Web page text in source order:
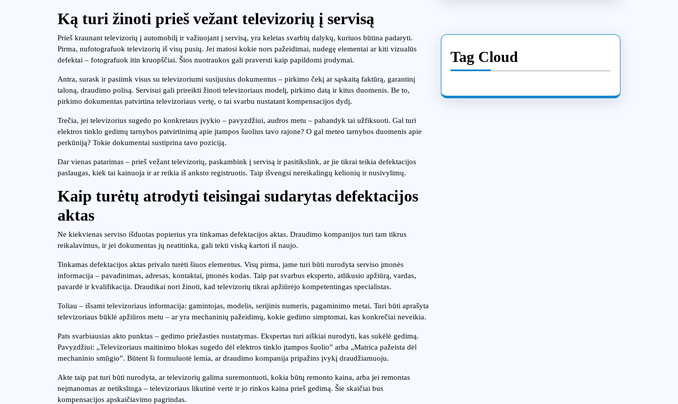
Ką turi žinoti prieš vežant televizorių į servisą
Prieš kraunant televizorių į automobilį ir važiuojant į servisą, yra keletas svarbių dalykų, kuriuos būtina padaryti.
Pirma, nufotografuok televizorių iš visų pusių. Jei matosi kokie nors pažeidimai, nudegę elementai ar kiti vizualūs
defektai – fotografuok itin kruopščiai. Šios nuotraukos gali praversti kaip papildomi įrodymai.
Antra, surask ir pasiimk visus su televizoriumi susijusius dokumentus – pirkimo čekį ar sąskaitą faktūrą, garantinį
taloną, draudimo polisą. Servisui gali prireikti žinoti televizoriaus modelį, pirkimo datą ir kitus duomenis. Be to,
pirkimo dokumentas patvirtina televizoriaus vertę, o tai svarbu nustatant kompensacijos dydį.
Trečia, jei televizorius sugedo po konkretaus įvykio – pavyzdžiui, audros metu – pabandyk tai užfiksuoti. Gal turi
elektros tinklo gedimų tarnybos patvirtinimą apie įtampos šuolius tavo rajone? O gal meteo tarnybos duomenis apie
perkūniją? Tokie dokumentai sustiprina tavo poziciją.
Dar vienas patarimas – prieš vežant televizorių, paskambink į servisą ir pasitikslink, ar jie tikrai teikia defektacijos
paslaugas, kiek tai kainuoja ir ar reikia iš anksto registruotis. Taip išvengsi nereikalingų kelionių ir nusivylimų.
Kaip turėtų atrodyti teisingai sudarytas defektacijos
aktas
Ne kiekvienas serviso išduotas popierius yra tinkamas defektacijos aktas. Draudimo kompanijos turi tam tikrus
reikalavimus, ir jei dokumentas jų neatitinka, gali tekti viską kartoti iš naujo.
Tinkamas defektacijos aktas privalo turėti šiuos elementus. Visų pirma, jame turi būti nurodyta serviso įmonės
informacija – pavadinimas, adresas, kontaktai, įmonės kodas. Taip pat svarbus eksperto, atlikusio apžiūrą, vardas,
pavardė ir kvalifikacija. Draudikai nori žinoti, kad televizorių tikrai apžiūrėjo kompetentingas specialistas.
Toliau – išsami televizoriaus informacija: gamintojas, modelis, serijinis numeris, pagaminimo metai. Turi būti aprašyta
televizoriaus būklė apžiūros metu – ar yra mechaninių pažeidimų, kokie gedimo simptomai, kas konkrečiai neveikia.
Pats svarbiausias akto punktas – gedimo priežasties nustatymas. Ekspertas turi aiškiai nurodyti, kas sukėlė gedimą.
Pavyzdžiui: „Televizoriaus maitinimo blokas sugedo dėl elektros tinklo įtampos šuolio” arba „Matrica pažeista dėl
mechaninio smūgio”. Būtent ši formuluotė lemia, ar draudimo kompanija pripažins įvykį draudžiamuoju.
Akte taip pat turi būti nurodyta, ar televizorių galima suremontuoti, kokia būtų remonto kaina, arba jei remontas
neįmanomas ar netikslinga – televizoriaus likutinė vertė ir jo rinkos kaina prieš gedimą. Šie skaičiai bus
kompensacijos apskaičiavimo pagrindas.
Tag Cloud